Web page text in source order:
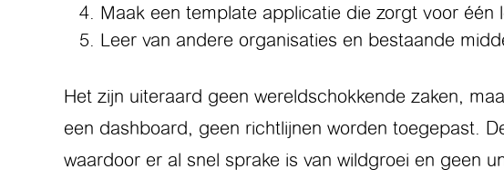
Maak een template applicatie die zorgt voor één
Leer van andere organisaties en bestaande
Het zijn uiteraard geen wereldschokkende zaken,
een dashboard, geen richtlijnen worden toegepast.
waardoor er al snel sprake is van wildgroei en geen